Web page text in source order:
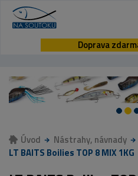
Doprava
Úvod Nástrahy, návnady
LT BAITS Boilies TOP 8 MIX 1KG